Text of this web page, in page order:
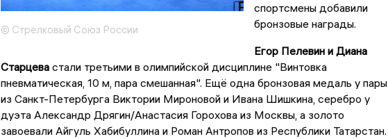
© Стрелковый Союз России
спортсмены добавили
бронзовые награды.
Егор Пелевин и Диана
Старцевастали третьими в олимпийской дисциплине "Винтовка
пневматическая, 10 м, пара смешанная". Ещё одна бронзовая медаль у пары
из Санкт-Петербурга Виктории Мироновой и Ивана Шишкина, серебро у
дуэта Александр Дрягин/Анастасия Горохова из Москвы, а золото
завоевали Айгуль Хабибуллина и Роман Антропов из Республики Татарстан.